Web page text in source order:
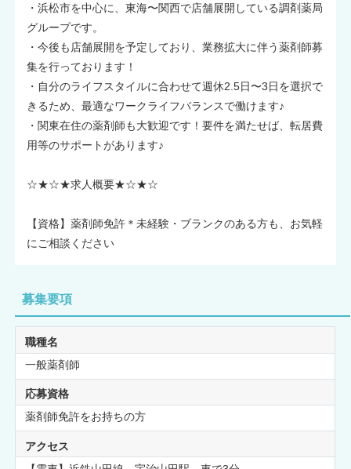
・浜松市を中心に、東海〜関西で店舗展開している調剤薬局
グループです。
・今後も店舗展開を予定しており、業務拡大に伴う薬剤師募
集を行っております！
・自分のライフスタイルに合わせて週休2.5日〜3日を選択で
きるため、最適なワークライフバランスで働けます♪
・関東在住の薬剤師も大歓迎です！要件を満たせば、転居費
用等のサポートがあります♪
☆★☆★求人概要★☆★☆
【資格】薬剤師免許＊未経験・ブランクのある方も、お気軽
にご相談ください
募集要項
職種名
一般薬剤師
応募資格
薬剤師免許をお持ちの方
アクセス